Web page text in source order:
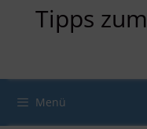
Tipps
Menü